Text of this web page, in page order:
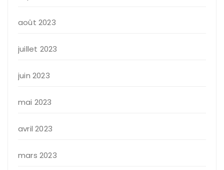
août 2023
juillet 2023
juin 2023
mai 2023
avril 2023
mars 2023